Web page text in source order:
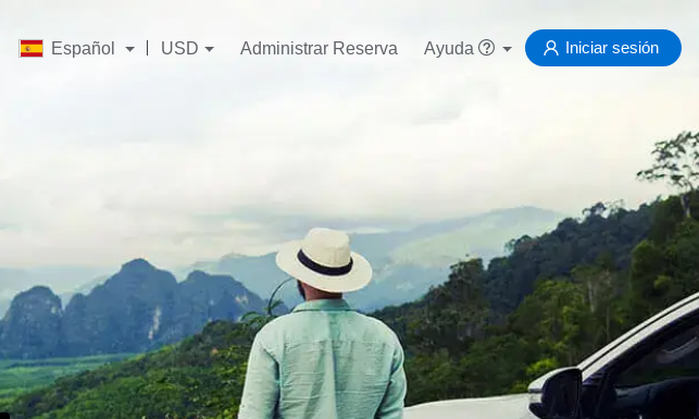
Español USD Administrar Reserva Ayuda Iniciar sesión